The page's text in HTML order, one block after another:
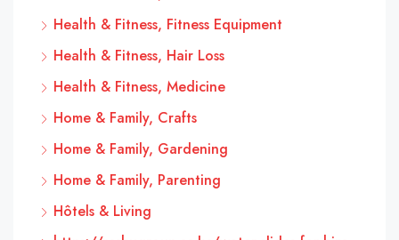
Health & Fitness, Fitness Equipment
Health & Fitness, Hair Loss
Health & Fitness, Medicine
Home & Family, Crafts
Home & Family, Gardening
Home & Family, Parenting
Hôtels & Living